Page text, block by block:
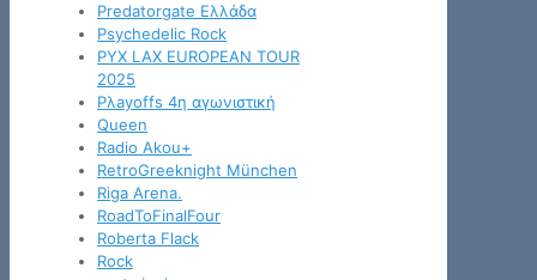
Predatorgate Ελλάδα
Psychedelic Rock
PYX LAX EUROPEAN TOUR
2025
Pλayoffs 4η αγωνιστική
Queen
Radio Akou+
RetroGreeknight München
Riga Arena.
RoadToFinalFour
Roberta Flack
Rock